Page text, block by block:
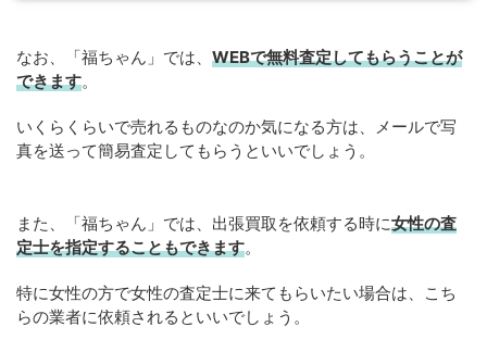
なお、「福ちゃん」では、 WEBで無料査定してもらうことが
できます。
いくらくらいで売れるものなのか気になる方は、メールで写
真を送って簡易査定してもらうといいでしょう。
また、「福ちゃん」では、出張買取を依頼する時に女性の査
定士を指定することもできます。
特に女性の方で女性の査定士に来てもらいたい場合は、こち
らの業者に依頼されるといいでしょう。